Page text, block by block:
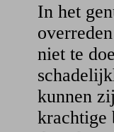
In het
niet te
kunnen
krachtige